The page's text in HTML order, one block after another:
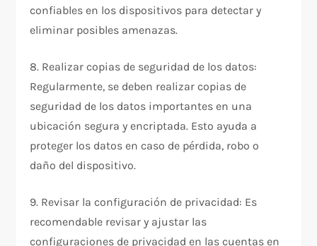
confiables en los dispositivos para detectar y
eliminar posibles amenazas.
8. Realizar copias de seguridad de los datos:
Regularmente, se deben realizar copias de
seguridad de los datos importantes en una
ubicación segura y encriptada. Esto ayuda a
proteger los datos en caso de pérdida, robo o
daño del dispositivo.
9. Revisar la configuración de privacidad: Es
recomendable revisar y ajustar las
configuraciones de privacidad en las cuentas en